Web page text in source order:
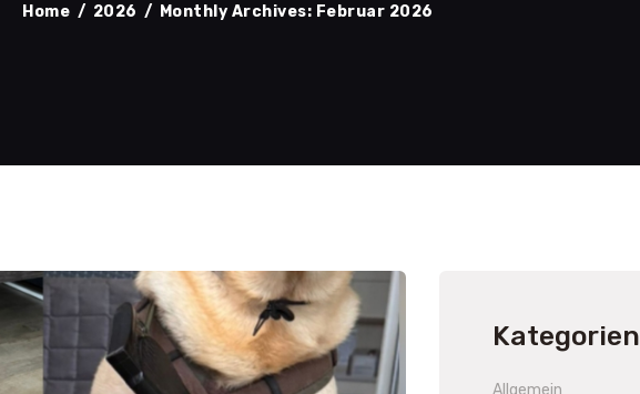
Home 2026 Monthly Archives: Februar 2026
Kategorien
Allgemein